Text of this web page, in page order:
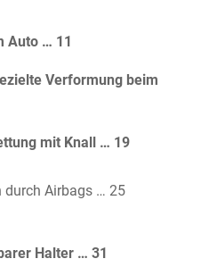
Auto … 11
Verformung beim
mit Knall … 19
durch Airbags … 25
Halter … 31